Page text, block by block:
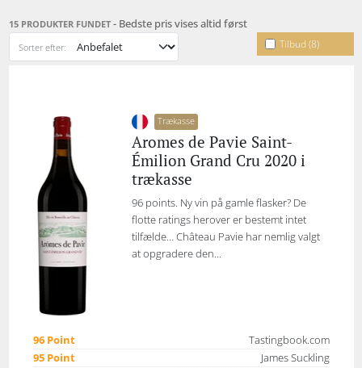
15 PRODUKTER FUNDET - Bedste pris vises altid først
Tilbud (8)
Sorter efter:
Trækasse
Aromes de Pavie Saint-
Émilion Grand Cru 2020 i
trækasse
96 points. Ny vin på gamle flasker? De
flotte ratings herover er bestemt intet
tilfælde… Château Pavie har nemlig valgt
at opgradere den...
96 Point
Tastingbook.com
95 Point
James Suckling